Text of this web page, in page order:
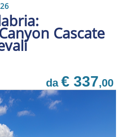
Cascate
da € 337,00